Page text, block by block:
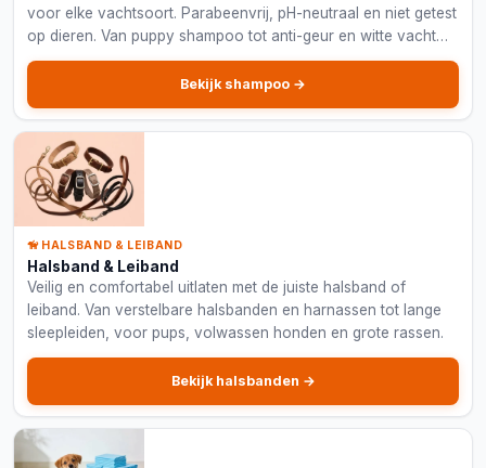
voor elke vachtsoort. Parabeenvrij, pH-neutraal en niet getest
op dieren. Van puppy shampoo tot anti-geur en witte vacht
formules.
Bekijk shampoo →
🦮 HALSBAND & LEIBAND
Halsband & Leiband
Veilig en comfortabel uitlaten met de juiste halsband of
leiband. Van verstelbare halsbanden en harnassen tot lange
sleepleiden, voor pups, volwassen honden en grote rassen.
Bekijk halsbanden →